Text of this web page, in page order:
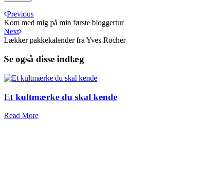
Previous
Kom med mig på min første bloggertur
Next
Lækker pakkekalender fra Yves Rocher
Se også disse indlæg
Et kultmærke du skal kende
Read More